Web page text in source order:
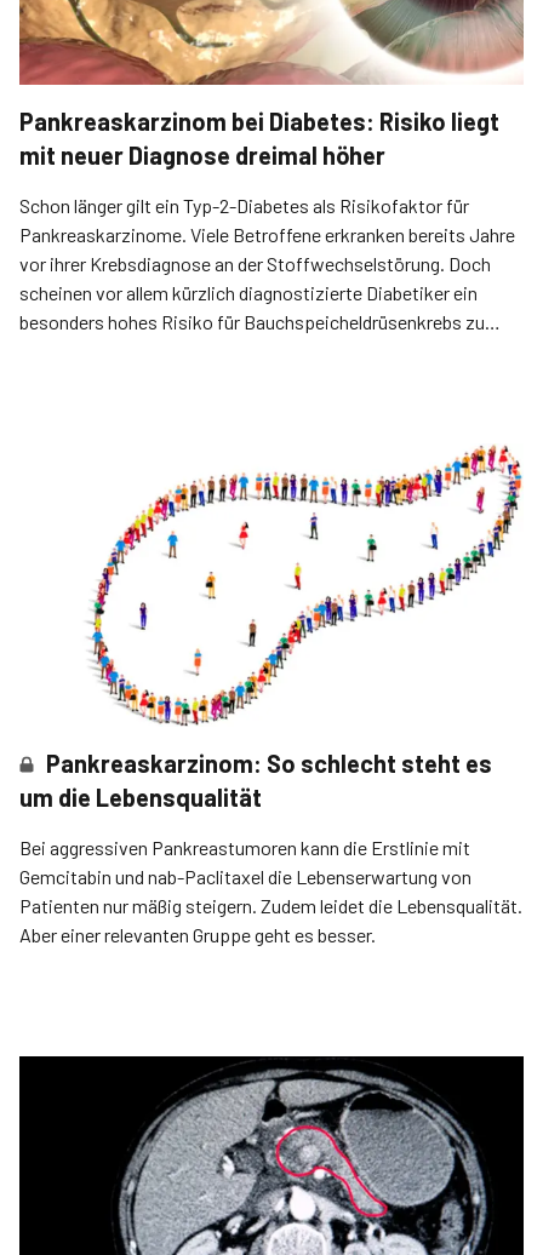
Pankreaskarzinom bei Diabetes: Risiko liegt
mit neuer Diagnose dreimal höher
Schon länger gilt ein Typ-2-Diabetes als Risikofaktor für
Pankreaskarzinome. Viele Betroffene erkranken bereits Jahre
vor ihrer Krebsdiagnose an der Stoffwechselstörung. Doch
scheinen vor allem kürzlich diagnostizierte Diabetiker ein
besonders hohes Risiko für Bauchspeicheldrüsenkrebs zu
Pankreaskarzinom: So schlecht steht es
um die Lebensqualität
Bei aggressiven Pankreastumoren kann die Erstlinie mit
Gemcitabin und nab-Paclitaxel die Lebenserwartung von
Patienten nur mäßig steigern. Zudem leidet die Lebensqualität.
Aber einer relevanten Gruppe geht es besser.